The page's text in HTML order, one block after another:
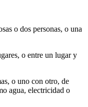
o dos personas, o una
o entre un lugar y
o uno con otro, de
agua, electricidad o